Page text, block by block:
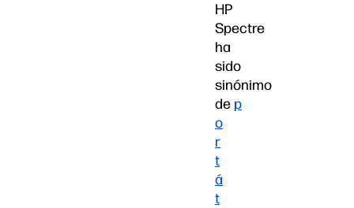
HP
Spectre
ha
sido
sinónimo
de p
o
r
t
á
t